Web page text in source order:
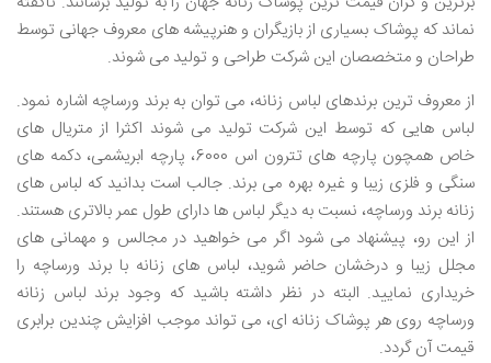
نماند که پوشاک بسیاری از بازیگران و هنرپیشه های معروف جهانی توسط
طراحان و متخصصان این شرکت طراحی و تولید می شوند.
از معروف ترین برندهای لباس زنانه، می توان به برند ورساچه اشاره نمود.
لباس هایی که توسط این شرکت تولید می شوند اکثرا از متریال های
خاص همچون پارچه های تترون اس 6000، پارچه ابریشمی، دکمه های
سنگی و فلزی زیبا و غیره بهره می برند. جالب است بدانید که لباس های
زنانه برند ورساچه، نسبت به دیگر لباس ها دارای طول عمر بالاتری هستند.
از این رو، پیشنهاد می شود اگر می خواهید در مجالس و مهمانی های
مجلل زیبا و درخشان حاضر شوید، لباس های زنانه با برند ورساچه را
خریداری نمایید. البته در نظر داشته باشید که وجود برند لباس زنانه
ورساچه روی هر پوشاک زنانه ای، می تواند موجب افزایش چندین برابری
قیمت آن گردد.